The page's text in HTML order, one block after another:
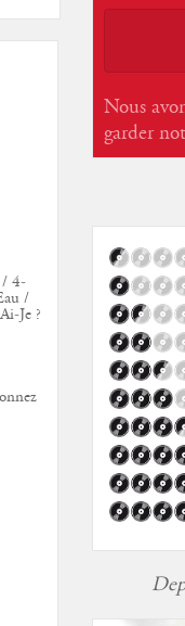
4-
/
Je ?
Nous
garder